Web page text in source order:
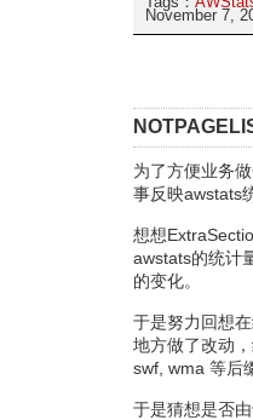
November 7,
为了方便业务
事反映awstats
想想
awstats的统计
的变化。
于是努力回想
地方做了改动
swf, wma 等后
于是猜想是否